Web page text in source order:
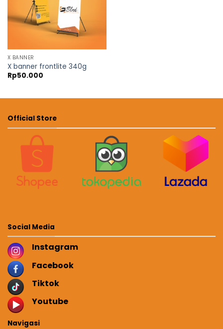
X BANNER
X banner frontlite 340g
Rp50.000
Official Store
Social Media
Instagram
Facebook
Tiktok
Youtube
Navigasi